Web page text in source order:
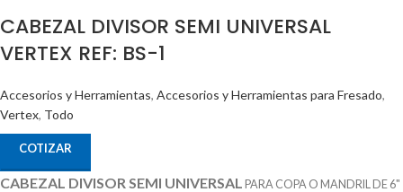
CABEZAL DIVISOR SEMI UNIVERSAL
VERTEX REF: BS-1
Accesorios y Herramientas, Accesorios y Herramientas para Fresado,
Vertex, Todo
COTIZAR
CABEZAL DIVISOR SEMI UNIVERSAL PARA COPA O MANDRIL DE 6"